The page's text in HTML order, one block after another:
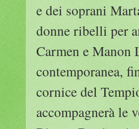
e dei soprani
donne ribelli per
Carmen e Manon
contemporanea,
cornice del
accompagnerà le